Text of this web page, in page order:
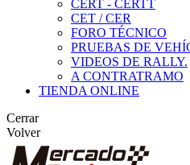
CERT - CERTT
CET / CER
FORO TÉCNICO
PRUEBAS DE
VIDEOS DE RALLY.
A CONTRATRAMO
TIENDA ONLINE
Cerrar
Volver